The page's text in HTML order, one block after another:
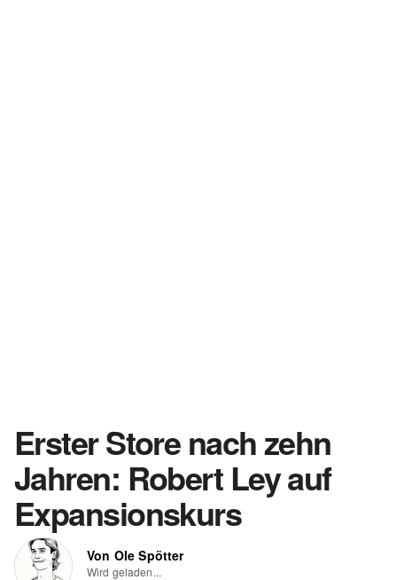
Erster Store nach zehn
Jahren: Robert Ley auf
Expansionskurs
Von Ole Spötter
Wird geladen...